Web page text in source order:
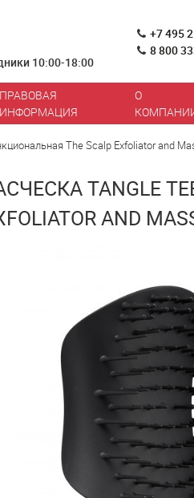
10:00-18:00
+7 495
8 800
ПРАВОВАЯ
ИНФОРМАЦИЯ
О
The Scalp Exfoliator and
TANGLE
AND